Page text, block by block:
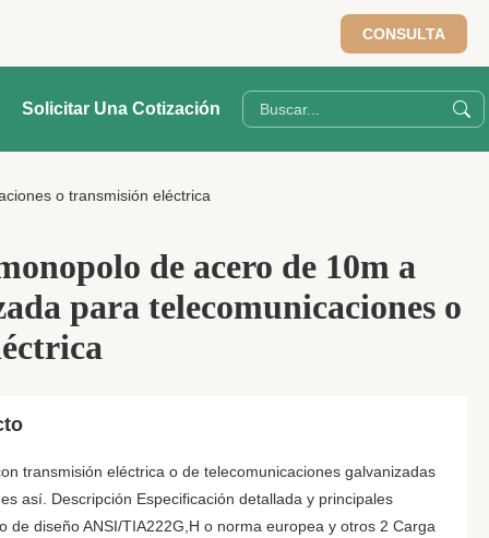
CONSULTA
Solicitar Una Cotización
o transmisión eléctrica
de acero de 10m a
para telecomunicaciones o
transmisión eléctrica o de telecomunicaciones galvanizadas
así. Descripción Especificación detallada y principales
de diseño ANSI/TIA222G,H o norma europea y otros 2 Carga